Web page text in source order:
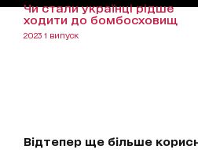
Чи стали українці рідше
ходити до бомбосховищ
2023 1 випуск
Відтепер ще більше